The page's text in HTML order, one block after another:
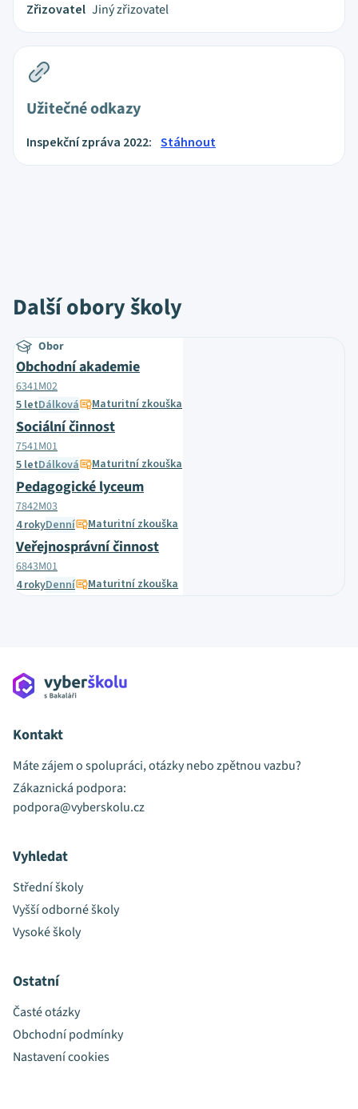
Zřizovatel Jiný zřizovatel
Užitečné odkazy
Inspekční zpráva 2022: Stáhnout
Další obory školy
Obor
Obchodní akademie
6341M02
5 letDálková Maturitní zkouška
Sociální činnost
7541M01
5 letDálková Maturitní zkouška
Pedagogické lyceum
7842M03
4 rokyDenní Maturitní zkouška
Veřejnosprávní činnost
6843M01
4 rokyDenní Maturitní zkouška
Kontakt
Máte zájem o spolupráci, otázky nebo zpětnou vazbu?
Zákaznická podpora:
podpora@vyberskolu.cz
Vyhledat
Střední školy
Vyšší odborné školy
Vysoké školy
Ostatní
Časté otázky
Obchodní podmínky
Nastavení cookies